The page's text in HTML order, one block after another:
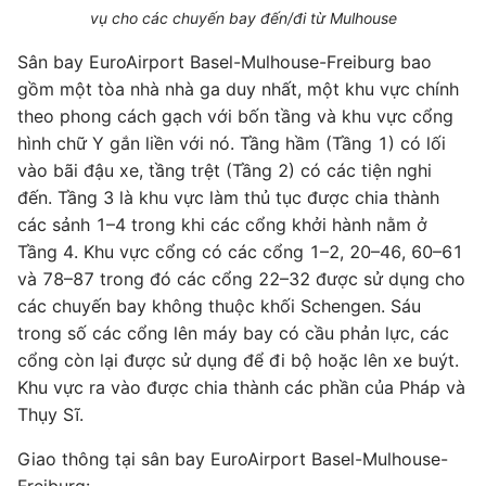
vụ cho các chuyến bay đến/đi từ Mulhouse
Sân bay EuroAirport Basel-Mulhouse-Freiburg bao
gồm một tòa nhà nhà ga duy nhất, một khu vực chính
theo phong cách gạch với bốn tầng và khu vực cổng
hình chữ Y gắn liền với nó. Tầng hầm (Tầng 1) có lối
vào bãi đậu xe, tầng trệt (Tầng 2) có các tiện nghi
đến. Tầng 3 là khu vực làm thủ tục được chia thành
các sảnh 1–4 trong khi các cổng khởi hành nằm ở
Tầng 4. Khu vực cổng có các cổng 1–2, 20–46, 60–61
và 78–87 trong đó các cổng 22–32 được sử dụng cho
các chuyến bay không thuộc khối Schengen. Sáu
trong số các cổng lên máy bay có cầu phản lực, các
cổng còn lại được sử dụng để đi bộ hoặc lên xe buýt.
Khu vực ra vào được chia thành các phần của Pháp và
Thụy Sĩ.
Giao thông tại sân bay EuroAirport Basel-Mulhouse-